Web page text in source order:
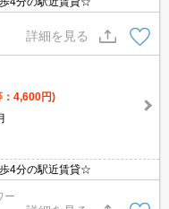
詳細を見る
：4,600円)
4分の駅近賃貸☆
ー